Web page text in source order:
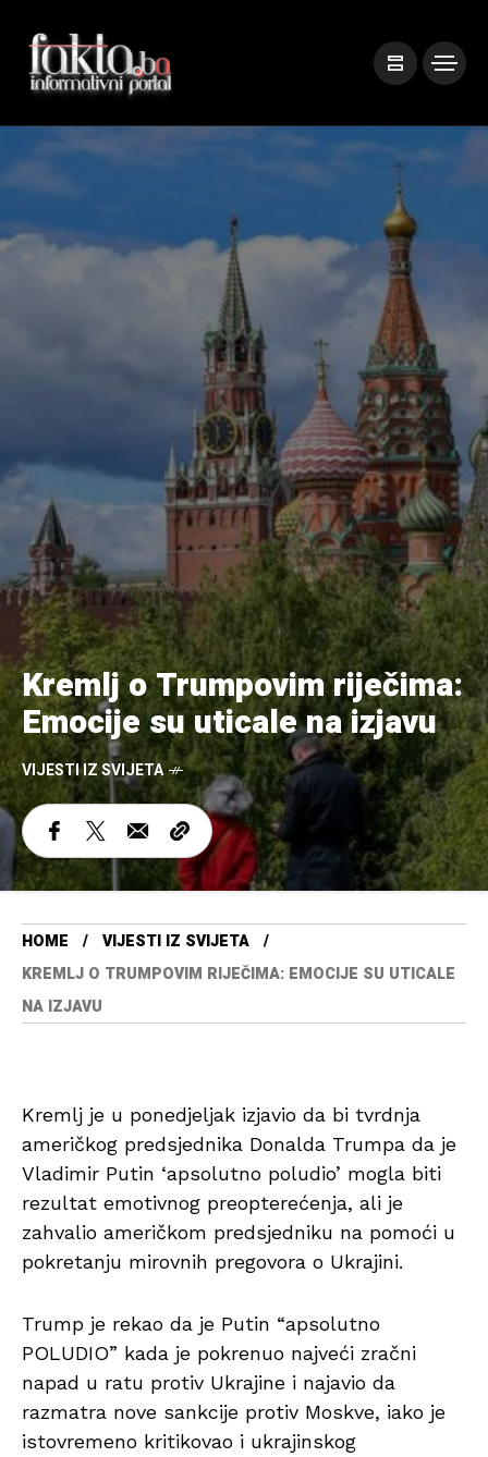
Kremlj o Trumpovim riječima:
Emocije su uticale na izjavu
VIJESTI IZ SVIJETA
HOME
VIJESTI IZ SVIJETA
KREMLJ O TRUMPOVIM RIJEČIMA: EMOCIJE SU UTICALE
NA IZJAVU
Kremlj je u ponedjeljak izjavio da bi tvrdnja
američkog predsjednika Donalda Trumpa da je
Vladimir Putin ‘apsolutno poludio’ mogla biti
rezultat emotivnog preopterećenja, ali je
zahvalio američkom predsjedniku na pomoći u
pokretanju mirovnih pregovora o Ukrajini.
Trump je rekao da je Putin “apsolutno
POLUDIO” kada je pokrenuo najveći zračni
napad u ratu protiv Ukrajine i najavio da
razmatra nove sankcije protiv Moskve, iako je
istovremeno kritikovao i ukrajinskog